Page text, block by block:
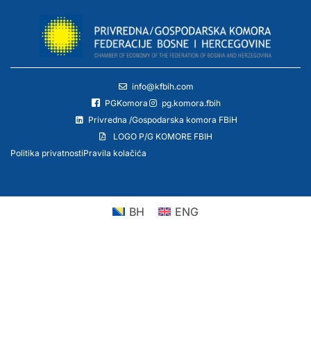
info@kfbih.com
PGKomora
pg.komora.fbih
Privredna /Gospodarska komora FBiH
LOGO P/G KOMORE FBIH
Politika privatnostiPravila kolačića
BH ENG